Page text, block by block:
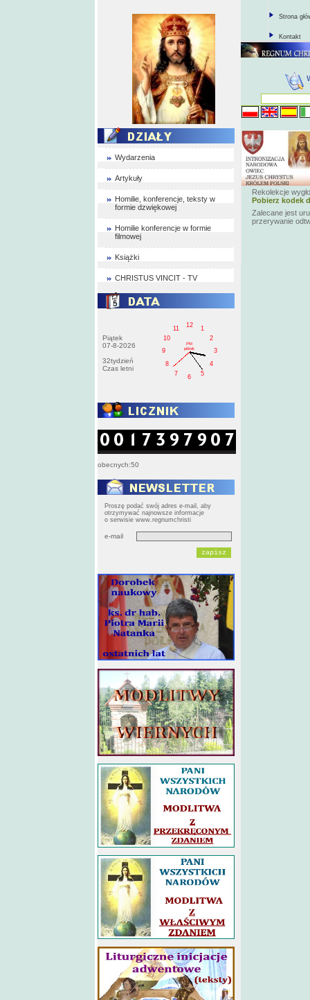
Wydarzenia
Artykuły
Homilie, konferencje, teksty w
formie dzwiękowej
Homilie konferencje w formie
filmowej
Książki
CHRISTUS VINCIT - TV
Piątek
07-8-2026
32tydzień
Czas letni
1
2
3
4
5
6
7
8
9
10
11
12
PM
pištek
obecnych:50
Proszę podać swój adres e-mail, aby
otrzymywać najnowsze informacje
o serwisie www.regnumchristi
e-mail
Strona
Kontakt
Rekolekcje
Pobierz kodek
Zalecane jest
przerywanie